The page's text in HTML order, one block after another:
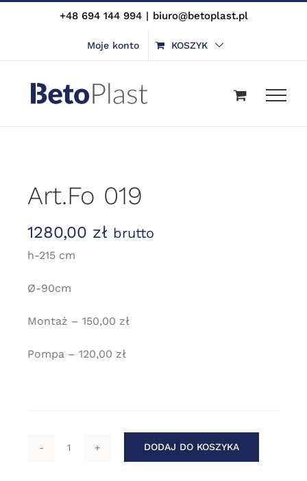
+48 694 144 994 | biuro@betoplast.pl
Moje konto KOSZYK
Art.Fo 019
1280,00 zł brutto
h-215 cm
Ø-90cm
Montaż – 150,00 zł
Pompa – 120,00 zł
DODAJ DO KOSZYKA